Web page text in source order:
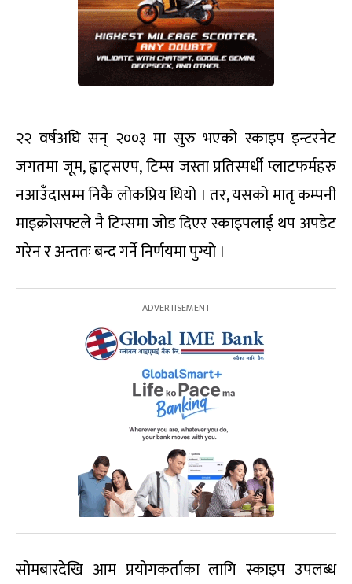
२२ वर्षअघि सन् २००३ मा सुरु भएको स्काइप इन्टरनेट
जगतमा जूम, ह्वाट्सएप, टिम्स जस्ता प्रतिस्पर्धी प्लाटफर्महरु
नआउँदासम्म निकै लोकप्रिय थियो । तर, यसको मातृ कम्पनी
माइक्रोसफ्टले नै टिम्समा जोड दिएर स्काइपलाई थप अपडेट
गरेन र अन्ततः बन्द गर्ने निर्णयमा पुग्यो ।
सोमबारदेखि आम प्रयोगकर्ताका लागि स्काइप उपलब्ध